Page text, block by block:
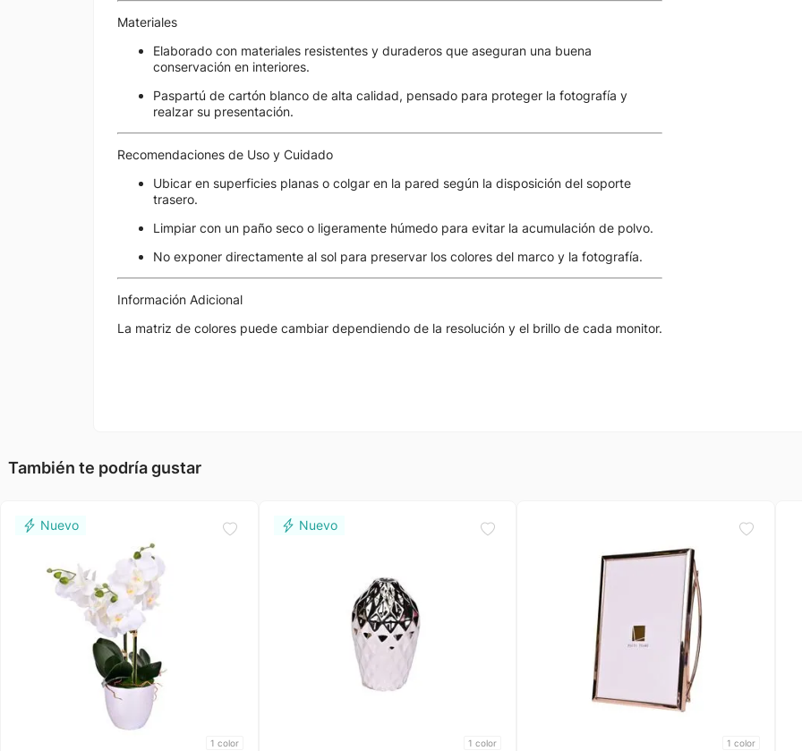
Materiales
Elaborado con materiales resistentes y duraderos que aseguran una buena
conservación en interiores.
Paspartú de cartón blanco de alta calidad, pensado para proteger la fotografía y
realzar su presentación.
Recomendaciones de Uso y Cuidado
Ubicar en superficies planas o colgar en la pared según la disposición del soporte
trasero.
Limpiar con un paño seco o ligeramente húmedo para evitar la acumulación de polvo.
No exponer directamente al sol para preservar los colores del marco y la fotografía.
Información Adicional
La matriz de colores puede cambiar dependiendo de la resolución y el brillo de cada monitor.
También te podría gustar
1 color 1 color 1 color